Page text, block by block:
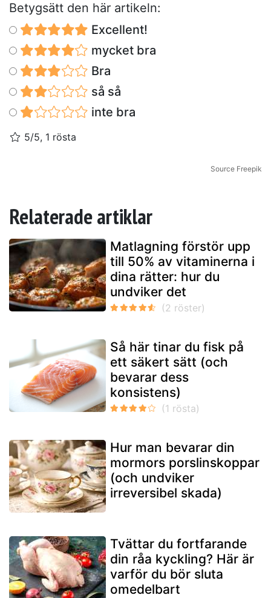
Betygsätt den här artikeln:
Excellent!
mycket bra
Bra
så så
inte bra
5/5, 1 rösta
Source Freepik
Relaterade artiklar
Matlagning förstör upp
till 50% av vitaminerna i
dina rätter: hur du
undviker det
Så här tinar du fisk på
ett säkert sätt (och
bevarar dess
konsistens)
Hur man bevarar din
mormors porslinskoppar
(och undviker
irreversibel skada)
Tvättar du fortfarande
din råa kyckling? Här är
varför du bör sluta
omedelbart